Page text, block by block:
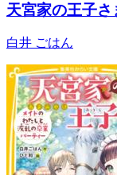
天宮家の王子さ
白井 ごはん